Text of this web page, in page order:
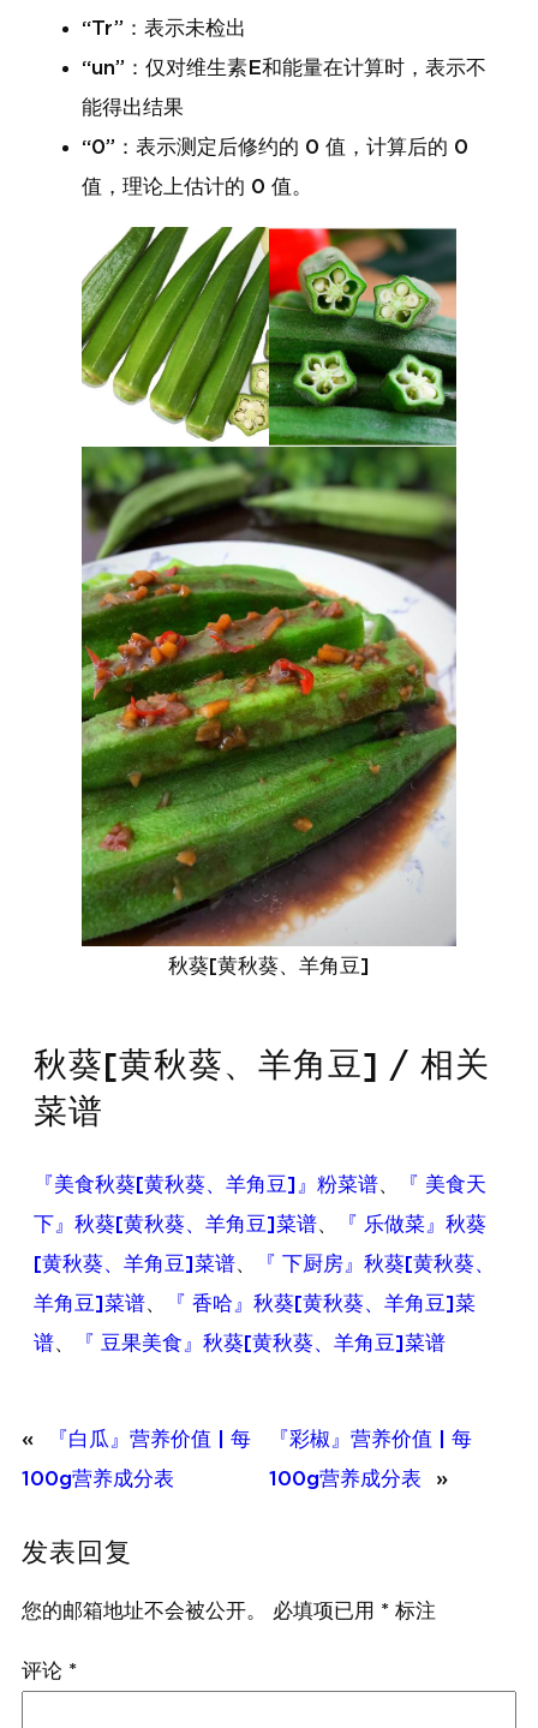
“Tr”：表示未检出
“un”：仅对维生素E和能量在计算时，表示不
能得出结果
“0”：表示测定后修约的 0 值，计算后的 0
值，理论上估计的 0 值。
秋葵[黄秋葵、羊角豆]
秋葵[黄秋葵、羊角豆] / 相关
菜谱
『美食秋葵[黄秋葵、羊角豆]』粉菜谱、
『 美食天
下』秋葵[黄秋葵、羊角豆]菜谱、
『 乐做菜』秋葵
[黄秋葵、羊角豆]菜谱、
『 下厨房』秋葵[黄秋葵、
羊角豆]菜谱、
『 香哈』秋葵[黄秋葵、羊角豆]菜
谱、 『 豆果美食』秋葵[黄秋葵、羊角豆]菜谱
«
『白瓜』营养价值 | 每
100g营养成分表
『彩椒』营养价值 | 每
100g营养成分表
»
发表回复
您的邮箱地址不会被公开。 必填项已用 * 标注
评论 *